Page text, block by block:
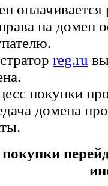
оплачивается
на домен
reg.ru
покупки
домена